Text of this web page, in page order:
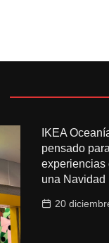
IKEA
pensado
experiencias
una Navidad
20